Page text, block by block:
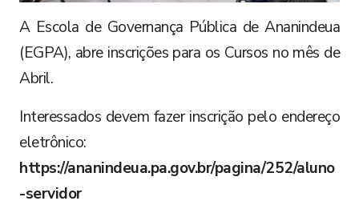
A Escola de Governança Pública de Ananindeua
(EGPA), abre inscrições para os Cursos no mês de
Abril.
Interessados devem fazer inscrição pelo endereço
eletrônico:
https://ananindeua.pa.gov.br/pagina/252/aluno
-servidor